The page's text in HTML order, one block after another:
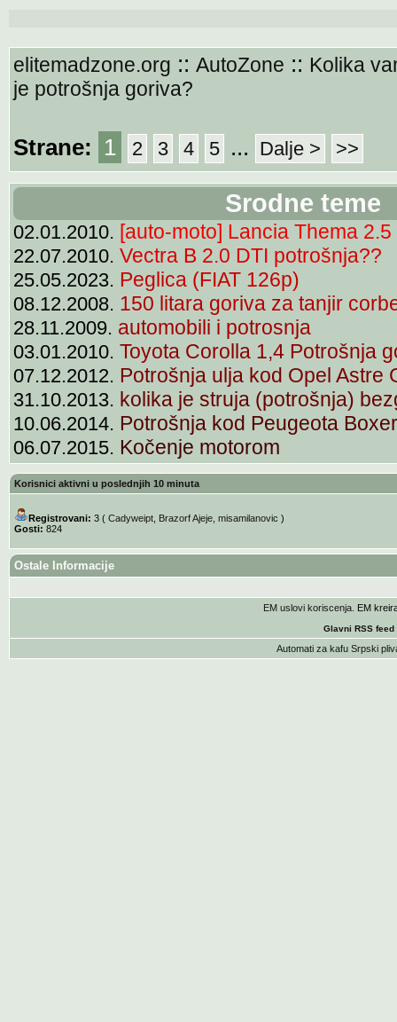
elitemadzone.org :: AutoZone :: Kolika
je potrošnja goriva?
Strane: 1 2 3 4 5 ... Dalje > >>
Srodne teme
02.01.2010. [auto-moto] Lancia Thema
22.07.2010. Vectra B 2.0 DTI potrošnja??
25.05.2023. Peglica (FIAT 126p)
08.12.2008. 150 litara goriva za tanjir
28.11.2009. automobili i potrosnja
03.01.2010. Toyota Corolla 1,4 Potrošnja
07.12.2012. Potrošnja ulja kod Opel Astre
31.10.2013. kolika je struja (potrošnja)
10.06.2014. Potrošnja kod Peugeota
06.07.2015. Kočenje motorom
Korisnici aktivni u poslednjih 10 minuta
Registrovani: 3 ( Cadyweipt, Brazorf Ajeje, misamilanovic )
Gosti: 824
Ostale Informacije
EM uslovi koriscenja . EM
Glavni RSS feed
Automati za kafu Srpski